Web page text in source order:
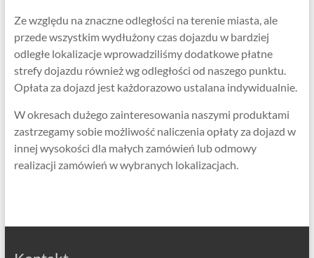
Ze względu na znaczne odległości na terenie miasta, ale
przede wszystkim wydłużony czas dojazdu w bardziej
odległe lokalizacje wprowadziliśmy dodatkowe płatne
strefy dojazdu również wg odległości od naszego punktu.
Opłata za dojazd jest każdorazowo ustalana indywidualnie.
W okresach dużego zainteresowania naszymi produktami
zastrzegamy sobie możliwość naliczenia opłaty za dojazd w
innej wysokości dla małych zamówień lub odmowy
realizacji zamówień w wybranych lokalizacjach.